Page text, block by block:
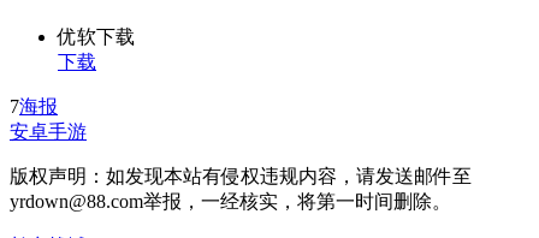
优软下载
下载
7海报
安卓手游
版权声明：如发现本站有侵权违规内容，请发送邮件至
yrdown@88.com举报，一经核实，将第一时间删除。